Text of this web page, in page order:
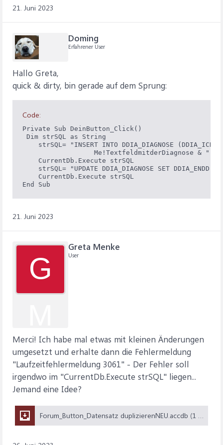
21. Juni 2023
Doming
Erfahrener User
Hallo Greta,
quick & dirty, bin gerade auf dem Sprung:
Code:
Private Sub DeinButton_Click()
Dim strSQL as String
strSQL= "INSERT INTO DDIA_DIAGNOSE
Me!TextfeldmitderDiagnose & "',
    CurrentDb.Execute strSQL
strSQL= "UPDATE DDIA_DIAGNOSE SET DDIA_ENDD
    CurrentDb.Execute strSQL
End Sub
21. Juni 2023
G
Greta Menke
User
Merci! Ich habe mal etwas mit kleinen Änderungen
umgesetzt und erhalte dann die Fehlermeldung
"Laufzeitfehlermeldung 3061" - Der Fehler soll
irgendwo im "CurrentDb.Execute strSQL" liegen...
Jemand eine Idee?
Forum_Button_Datensatz duplizierenNEU.accdb (1 MB)